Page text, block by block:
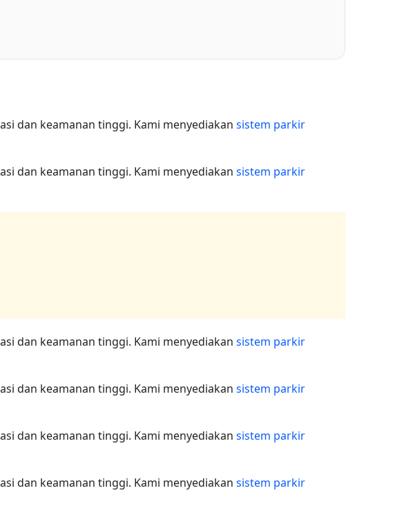
dan keamanan tinggi. Kami menyediakan sistem parkir
dan keamanan tinggi. Kami menyediakan sistem parkir
dan keamanan tinggi. Kami menyediakan sistem parkir
dan keamanan tinggi. Kami menyediakan sistem parkir
dan keamanan tinggi. Kami menyediakan sistem parkir
dan keamanan tinggi. Kami menyediakan sistem parkir